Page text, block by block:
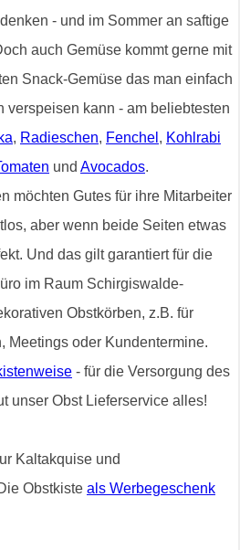
denken - und im Sommer an saftige
auch Gemüse kommt gerne mit
Snack-Gemüse das man einfach
verspeisen kann - am beliebtesten
, Radieschen, Fenchel , Kohlrabi
und Avocados.
möchten Gutes für ihre Mitarbeiter
aber wenn beide Seiten etwas
Und das gilt garantiert für die
im Raum Schirgiswalde-
Obstkörben, z.B. für
Meetings oder Kundentermine.
- für die Versorgung des
unser Obst Lieferservice alles!
Kaltakquise und
Obstkiste als Werbegeschenk